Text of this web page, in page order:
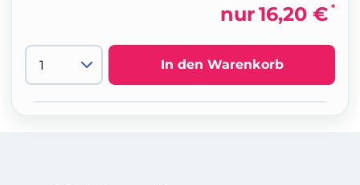
nur16,20 € *
In den Warenkorb